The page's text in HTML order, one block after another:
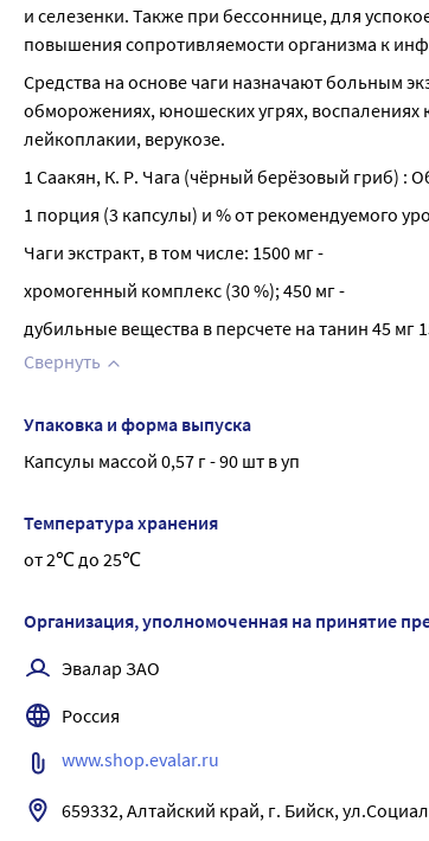
и селезенки. Также при бессоннице, для
повышения сопротивляемости организма к
Средства на основе чаги назначают больным
обморожениях, юношеских угрях,
лейкоплакии, верукозе.
1 Саакян, К. Р. Чага (чёрный берёзовый гриб) :
1 порция (3 капсулы) и % от рекомендуемого
Чаги экстракт, в том числе: 1500 мг -
хромогенный комплекс (30 %); 450 мг -
дубильные вещества в персчете на танин 45 мг
Свернуть
Упаковка и форма выпуска
Капсулы массой 0,57 г - 90 шт в уп
Температура хранения
от 2℃ до 25℃
Организация, уполномоченная на принятие
Эвалар ЗАО
Россия
www.shop.evalar.ru
659332, Алтайский край, г. Бийск,